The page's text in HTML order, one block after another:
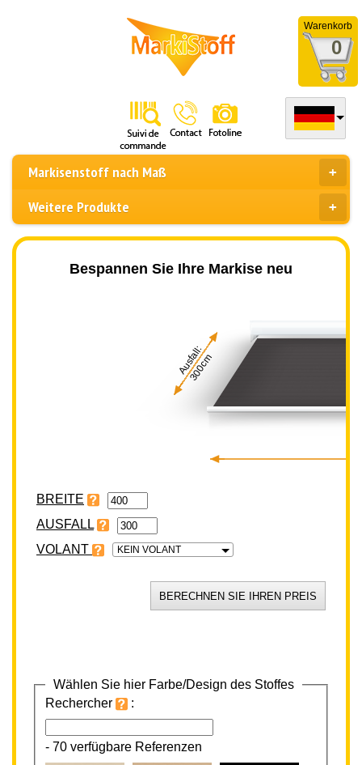
Warenkorb
0
Markisenstoff nach Maß
Weitere Produkte
Bespannen Sie Ihre Markise neu
Ausfall:
300cm
BREITE
VOLANT KEIN VOLANT
Wählen Sie hier Farbe/Design des Stoffes
Rechercher
:
- 70 verfügbare Referenzen